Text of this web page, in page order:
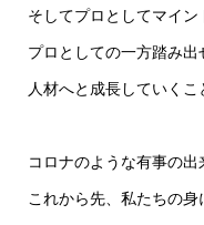
そしてプロとしてマイ
プロとしての一方踏み出
人材へと成長していくこ
コロナのような有事の
これから先、私たちの